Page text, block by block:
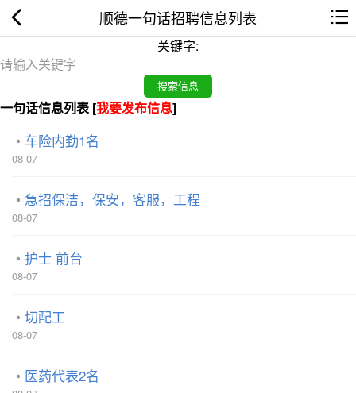
顺德一句话招聘信息列表
关键字:
一句话信息列表 [我要发布信息]
车险内勤1名
08-07
急招保洁，保安，客服，工程
08-07
护士 前台
08-07
切配工
08-07
医药代表2名